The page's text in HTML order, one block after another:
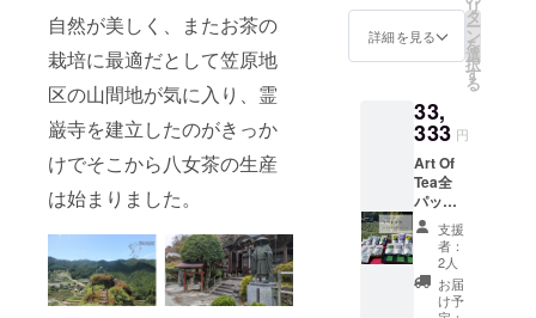
自然が美しく、またお茶の
栽培に最適だとして笠原地
区の山間地が気に入り、霊
巌寺を建立したのがきっか
けでそこから八女茶の生産
は始まりました。
存方
法 福
木町笠
原/原産
地 ・有
機ほう
じ茶/名
称 有
機茶葉/
原料
80g/内
容量
2025年
して、
冷暗所
岡県大
刀洗町/
・よも
ぎオイ
ル/名
称 よ
もぎ、
太白ご
ま油/原
料
原料
80g/内
味期
限 袋
の封を
して、
冷暗所
にて/保
存方
法 福
岡県八
女市黒
木町笠
の販売
サイト
で何回
でも使
50％OF
F(有効
期限10
年間)の
割引
コード
付
き！！
割引
コード
は返礼
詳細を見る
リ
タ
ー
ン
を
選
択
す
る
33,
333 円
Art Of
Tea全
パッ
ケージ
セット
＋よも
ぎ製品
３種類
支援
者：
2人
お届
け予